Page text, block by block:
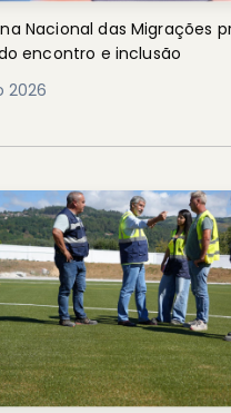
Nacional das Migrações
encontro e inclusão
2026